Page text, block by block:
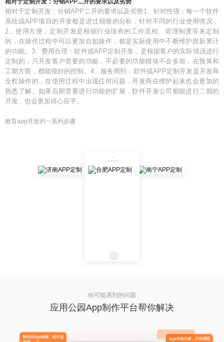
相对于定制开发：分销APP二开的要求以及劣势
相对于定制开发：分销APP二开的要求以及劣势1、针对性强：每一个软件
系统或APP项目的开发都是进过细致的分析，针对不同的行业使用情况，
2、使用方便：定制开发是根据行业现有的工作流程、管理制度等来定制
的，在操作过程中可以更加自如操作，都是实际使用中不断维护跟新累计
的功能。3、费用合理：软件或APP定制开发，是根据客户的实际情况进行
定制的，只开发客户需要的功能，不必要的功能模块不会多加，在预算和
工期方面，都能很好的控制。4、服务周到：软件或APP定制开发是开发商
全程操作的，在使用过程中出现任何问题，开发商在维护起来也会更加的
熟悉了解。如果后期需要进行功能的扩展，软件开发公司都能进行二期的
开发，也会更加得心应手。
教育app开发的一系列步骤
你可能遇到的问题
应用公园App制作平台帮你解决